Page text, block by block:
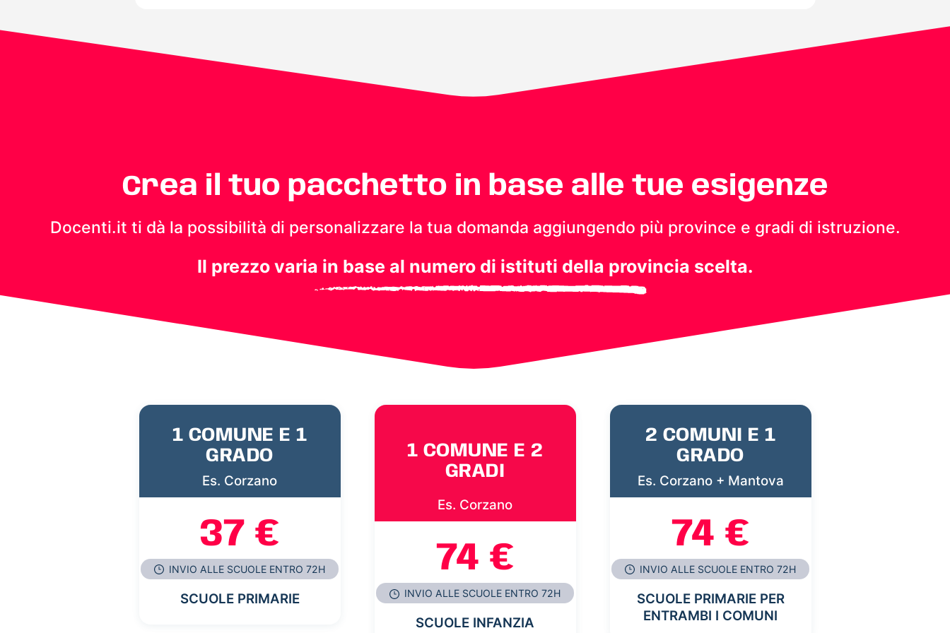
Crea il tuo pacchetto in base alle tue esigenze
Docenti.it ti dà la possibilità di personalizzare la tua domanda aggiungendo più province e gradi di istruzione.
Il prezzo varia in base al numero di istituti della provincia scelta.
1 COMUNE E 1
GRADO
Es. Corzano
37 €
INVIO ALLE SCUOLE ENTRO 72H
SCUOLE PRIMARIE
1 COMUNE E 2
GRADI
Es. Corzano
74 €
INVIO ALLE SCUOLE ENTRO 72H
SCUOLE INFANZIA
2 COMUNI E 1
GRADO
Es. Corzano + Mantova
74 €
INVIO ALLE SCUOLE ENTRO 72H
SCUOLE PRIMARIE PER
ENTRAMBI I COMUNI